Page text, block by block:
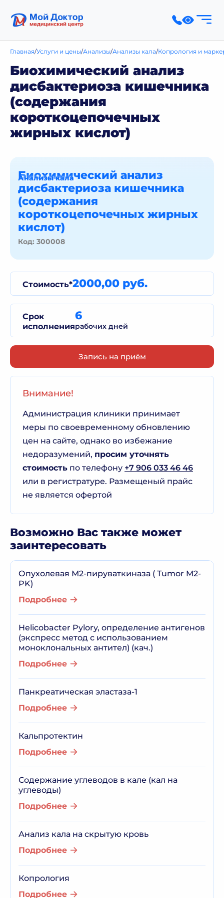
Главная Услуги и цены Анализы Анализы кала Копрология и
Биохимический анализ
дисбактериоза кишечника
(содержания
короткоцепочечных
жирных кислот)
Биохимический анализ
дисбактериоза кишечника
(содержания
короткоцепочечных жирных
кислот)
Код: 300008
Анализы кала
Стоимость*2000,00 руб.
Срок
исполнения
6
рабочих дней
Запись на приём
Внимание!
Администрация клиники принимает
меры по своевременному обновлению
цен на сайте, однако во избежание
недоразумений, просим уточнять
стоимость по телефону +7 906 033 46 46
или в регистратуре. Размещеный прайс
не является офертой
Возможно Вас также может
заинтересовать
Опухолевая М2-пируваткиназа ( Tumor M2-
PK)
Подробнее
Helicobacter Pylory, определение антигенов
(экспресс метод с использованием
моноклональных антител) (кач.)
Подробнее
Панкреатическая эластаза-1
Подробнее
Кальпротектин
Подробнее
Содержание углеводов в кале (кал на
углеводы)
Подробнее
Анализ кала на скрытую кровь
Подробнее
Копрология
Подробнее